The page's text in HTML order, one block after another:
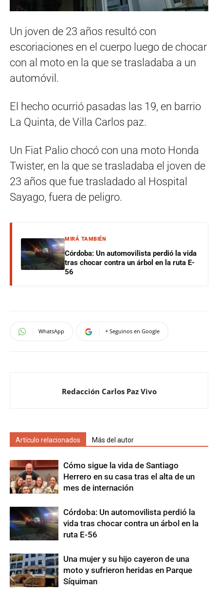
Un joven de 23 años resultó con
escoriaciones en el cuerpo luego de chocar
con al moto en la que se trasladaba a un
automóvil.
El hecho ocurrió pasadas las 19, en barrio
La Quinta, de Villa Carlos paz.
Un Fiat Palio chocó con una moto Honda
Twister, en la que se trasladaba el joven de
23 años que fue trasladado al Hospital
Sayago, fuera de peligro.
MIRÁ TAMBIÉN
Córdoba: Un automovilista perdió la vida
tras chocar contra un árbol en la ruta E-
56
WhatsApp + Seguinos en Google
Redacción Carlos Paz Vivo
Artículo relacionados Más del autor
Cómo sigue la vida de Santiago
Herrero en su casa tras el alta de un
mes de internación
Córdoba: Un automovilista perdió la
vida tras chocar contra un árbol en la
ruta E-56
Una mujer y su hijo cayeron de una
moto y sufrieron heridas en Parque
Síquiman